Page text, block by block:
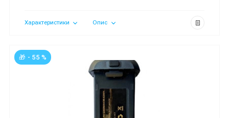
Характеристики Опис
🎁 - 55 %